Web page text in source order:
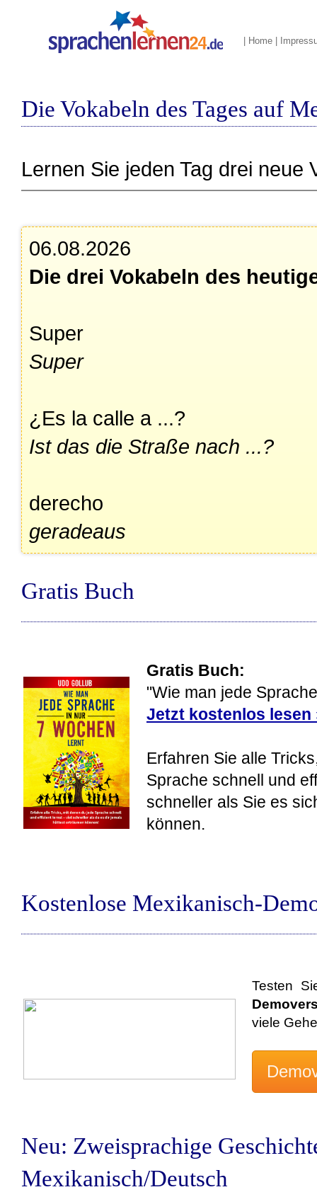
Home
Die Vokabeln des Tages auf
Lernen Sie jeden Tag drei neue
06.08.2026
Die drei Vokabeln des
Super
Super
¿Es la calle a ...?
Ist das die Straße nach ...?
derecho
geradeaus
Gratis Buch
Gratis Buch:
"Wie man jede
Jetzt kostenlos lesen
Erfahren Sie alle
Sprache schnell und
schneller als Sie es
können.
Kostenlose Mexikanisch-
Testen
viele
Neu: Zweisprachige
Mexikanisch/Deutsch